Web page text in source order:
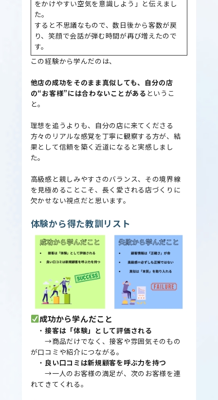
をかけやすい空気を意識しよう」と伝えまし
た。
すると不思議なもので、数日後から客数が戻
り、笑顔で会話が弾む時間が再び増えたので
す。
この経験から学んだのは、
他店の成功をそのまま真似しても、自分の店
の“お客様”には合わないことがある というこ
と。
理想を追うよりも、自分の店に来てくださる
方々のリアルな感覚を丁寧に観察する方が、結
果として信頼を築く近道になると実感しまし
た。
高級感と親しみやすさのバランス、その境界線
を見極めることこそ、長く愛される店づくりに
欠かせない視点だと思います。
体験から得た教訓リスト
成功から学んだこと
・接客は「体験」として評価される
→商品だけでなく、接客や雰囲気そのもの
が口コミや紹介につながる。
・ 良い口コミは新規顧客を呼ぶ力を持つ
→一人のお客様の満足が、次のお客様を連
れてきてくれる。